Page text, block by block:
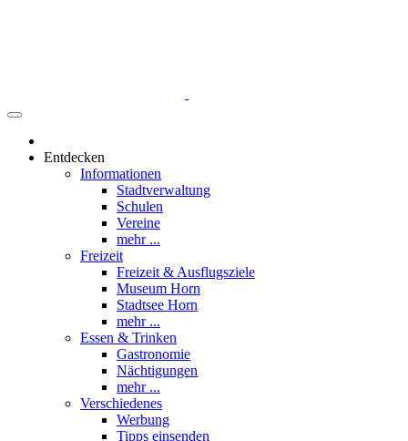
Entdecken
Informationen
Stadtverwaltung
Schulen
Vereine
mehr ...
Freizeit
Freizeit & Ausflugsziele
Museum Horn
Stadtsee Horn
mehr ...
Essen & Trinken
Gastronomie
Nächtigungen
mehr ...
Verschiedenes
Werbung
Tipps einsenden